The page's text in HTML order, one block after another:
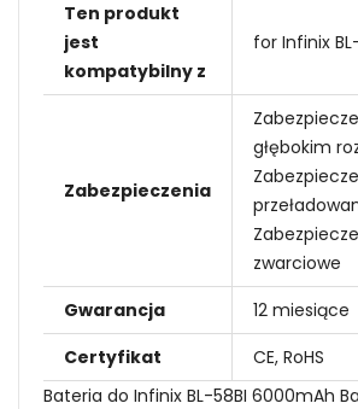
Ten produkt
jest
kompatybilny z
for Infinix
Zabezpieczenia
głębokim
zwarciowe
Gwarancja
12 miesiące
Certyfikat
CE, RoHS
Bateria do Infinix BL-58BI 6000mAh